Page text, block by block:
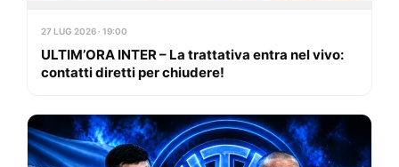
27 LUG 2026 · 19:00
ULTIM’ORA INTER – La trattativa entra nel vivo:
contatti diretti per chiudere!